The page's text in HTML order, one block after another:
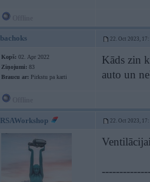
bachoks 22. Oct 2023,
Kopš: 02. Apr 2022
Ziņojumi: 83
Braucu ar: Pirkstu pa karti
Kāds zin
auto un
RSAWorkshop 22. Oct 2023,